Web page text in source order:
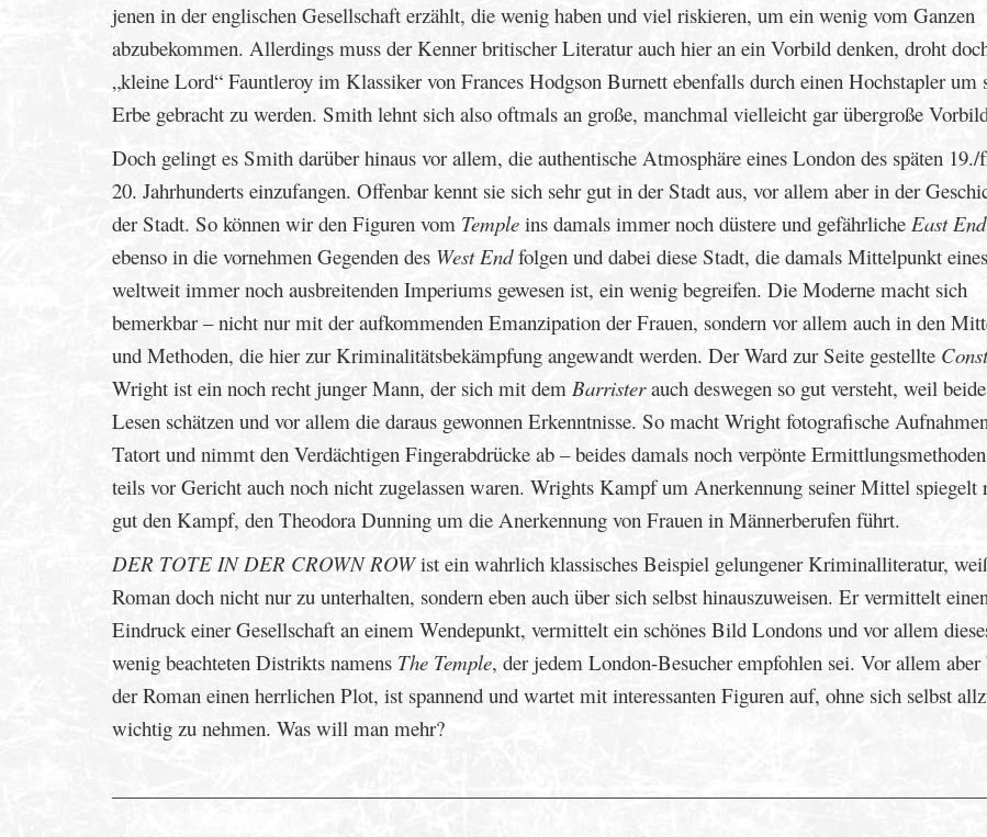
jenen in der englischen Gesellschaft erzählt, die wenig haben und viel riskieren, um ein wenig vom Ganzen
abzubekommen. Allerdings muss der Kenner britischer Literatur auch hier an ein Vorbild denken, droht
„kleine Lord“ Fauntleroy im Klassiker von Frances Hodgson Burnett ebenfalls durch einen Hochstapler um
Erbe gebracht zu werden. Smith lehnt sich also oftmals an große, manchmal vielleicht gar übergroße
Doch gelingt es Smith darüber hinaus vor allem, die authentische Atmosphäre eines London des späten 19./
20. Jahrhunderts einzufangen. Offenbar kennt sie sich sehr gut in der Stadt aus, vor allem aber in der
der Stadt. So können wir den Figuren vom Temple ins damals immer noch düstere und gefährliche East End
ebenso in die vornehmen Gegenden des West Endfolgen und dabei diese Stadt, die damals Mittelpunkt
weltweit immer noch ausbreitenden Imperiums gewesen ist, ein wenig begreifen. Die Moderne macht sich
bemerkbar – nicht nur mit der aufkommenden Emanzipation der Frauen, sondern vor allem auch in den
und Methoden, die hier zur Kriminalitätsbekämpfung angewandt werden. Der Ward zur Seite gestellte
Wright ist ein noch recht junger Mann, der sich mit dem Barristerauch deswegen so gut versteht, weil
Lesen schätzen und vor allem die daraus gewonnen Erkenntnisse. So macht Wright fotografische
Tatort und nimmt den Verdächtigen Fingerabdrücke ab – beides damals noch verpönte
teils vor Gericht auch noch nicht zugelassen waren. Wrights Kampf um Anerkennung seiner Mittel spiegelt
gut den Kampf, den Theodora Dunning um die Anerkennung von Frauen in Männerberufen führt.
DER TOTE IN DER CROWN ROWist ein wahrlich klassisches Beispiel gelungener Kriminalliteratur,
Roman doch nicht nur zu unterhalten, sondern eben auch über sich selbst hinauszuweisen. Er vermittelt
Eindruck einer Gesellschaft an einem Wendepunkt, vermittelt ein schönes Bild Londons und vor allem
wenig beachteten Distrikts namens The Temple, der jedem London-Besucher empfohlen sei. Vor allem aber
der Roman einen herrlichen Plot, ist spannend und wartet mit interessanten Figuren auf, ohne sich selbst
wichtig zu nehmen. Was will man mehr?